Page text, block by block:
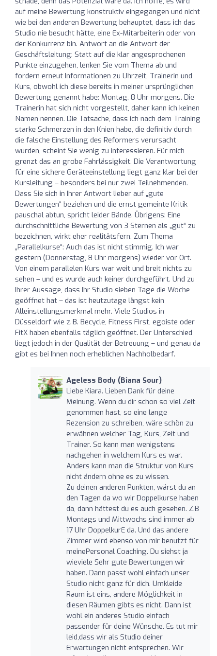
auf meine Bewertung konstruktiv eingegangen und nicht
wie bei den anderen Bewertung behauptet, dass ich das
Studio nie besucht hätte, eine Ex-Mitarbeiterin oder von
der Konkurrenz bin. Antwort an die Antwort der
Geschäftsleitung: Statt auf die klar angesprochenen
Punkte einzugehen, lenken Sie vom Thema ab und
fordern erneut Informationen zu Uhrzeit, Trainerin und
Kurs, obwohl ich diese bereits in meiner ursprünglichen
Bewertung genannt habe: Montag, 8 Uhr morgens. Die
Trainerin hat sich nicht vorgestellt, daher kann ich keinen
Namen nennen. Die Tatsache, dass ich nach dem Training
starke Schmerzen in den Knien habe, die definitiv durch
die falsche Einstellung des Reformers verursacht
wurden, scheint Sie wenig zu interessieren. Für mich
grenzt das an grobe Fahrlässigkeit. Die Verantwortung
für eine sichere Geräteeinstellung liegt ganz klar bei der
Kursleitung – besonders bei nur zwei Teilnehmenden.
Dass Sie sich in Ihrer Antwort lieber auf „gute
Bewertungen“ beziehen und die ernst gemeinte Kritik
pauschal abtun, spricht leider Bände. Übrigens: Eine
durchschnittliche Bewertung von 3 Sternen als „gut“ zu
bezeichnen, wirkt eher realitätsfern. Zum Thema
„Parallelkurse“: Auch das ist nicht stimmig. Ich war
gestern (Donnerstag, 8 Uhr morgens) wieder vor Ort.
Von einem parallelen Kurs war weit und breit nichts zu
sehen – und es wurde auch keiner durchgeführt. Und zu
Ihrer Aussage, dass Ihr Studio sieben Tage die Woche
geöffnet hat – das ist heutzutage längst kein
Alleinstellungsmerkmal mehr. Viele Studios in
Düsseldorf wie z. B. Becycle, Fitness First, egoiste oder
FitX haben ebenfalls täglich geöffnet. Der Unterschied
liegt jedoch in der Qualität der Betreuung – und genau da
gibt es bei Ihnen noch erheblichen Nachholbedarf.
Ageless Body (Biana Sour)
Liebe Kiara. Lieben Dank für deine
Meinung. Wenn du dir schon so viel Zeit
genommen hast, so eine lange
Rezension zu schreiben, wäre schön zu
erwähnen welcher Tag, Kurs, Zeit und
Trainer. So kann man wenigstens
nachgehen in welchem Kurs es war.
Anders kann man die Struktur von Kurs
nicht ändern ohne es zu wissen.
Zu deinen anderen Punkten, wärst du an
den Tagen da wo wir Doppelkurse haben
da, dann hättest du es auch gesehen. Z.B
Montags und Mittwochs sind immer ab
17 Uhr DoppelkurE da. Und das andere
Zimmer wird ebenso von mir benutzt für
meinePersonal Coaching. Du siehst ja
wieviele Sehr gute Bewertungen wir
haben. Dann passt wohl einfach unser
Studio nicht ganz für dich. Umkleide
Raum ist eins, andere Möglichkeit in
diesen Räumen gibts es nicht. Dann ist
wohl ein anderes Studio einfach
passender für deine Wünsche. Es tut mir
leid,dass wir als Studio deiner
Erwartungen nicht entsprechen. Wir